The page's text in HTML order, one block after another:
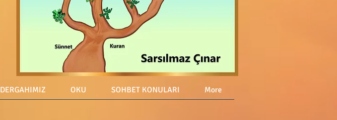
DERGAHIMIZ OKU SOHBET KONULARI More